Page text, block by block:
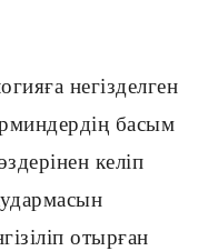
негізделген
басым
келіп
отырған